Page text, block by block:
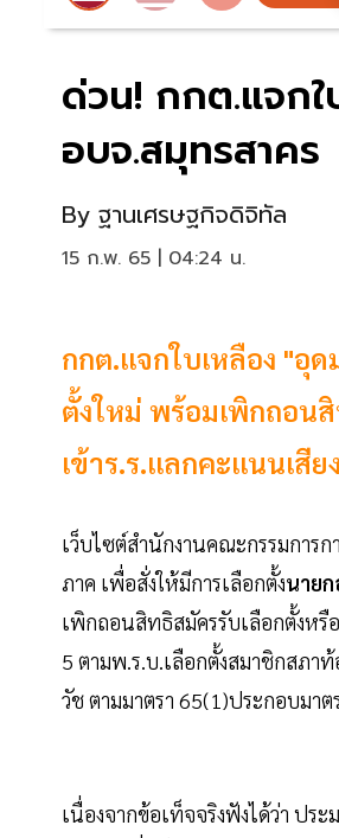
ด่วน! กกต.แจก
อบจ.สมุทรสาคร
By ฐานเศรษฐกิจดิจิทัล
15 ก.พ. 65 | 04:24 น.
กกต.แจกใบเหลือง "อุ
ตั้งใหม่ พร้อมเพิกถอน
เข้าร.ร.แลกคะแนนเสียง
เว็บไซต์สำนักงานคณะกรรมการ
ภาค เพื่อสั่งให้มีการเลือกตั้งนาย
เพิกถอนสิทธิสมัครรับเลือกตั้งหรื
5 ตามพ.ร.บ.เลือกตั้งสมาชิกสภา
วัช ตามมาตรา 65(1)ประกอบมาต
เนื่องจากข้อเท็จจริงฟังได้ว่า ป